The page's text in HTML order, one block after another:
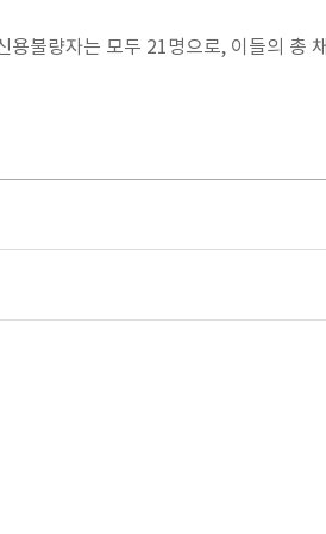
불량자는 모두 21명으로, 이들의 총